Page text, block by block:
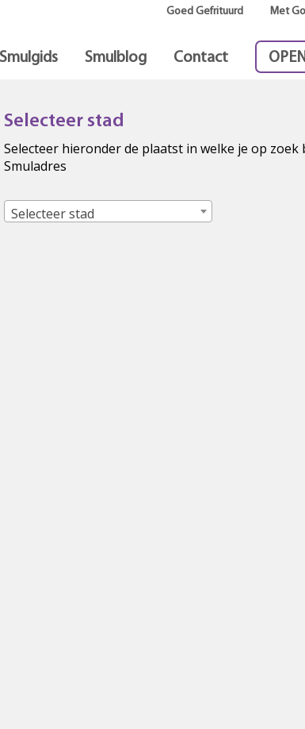
Goed Gefrituurd Met
Smulblog Contact
Selecteer stad
Selecteer hieronder de plaatst in welke je op zoek
Smuladres
Selecteer stad